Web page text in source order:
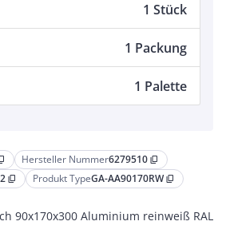
Hersteller Nummer6279510 content_copy
content_copy Produkt TypeGA-AA90170RW content_copy
90x170x300 Aluminium reinweiß RAL
1 Stück
1 Packung
1 Palette